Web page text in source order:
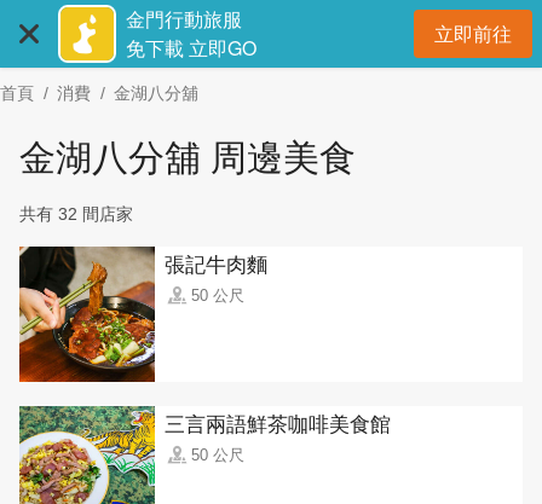
主
要
金門行動旅服
免下載 立即GO
立即前往開
首頁 消費 金湖八分舖
金湖八分舖 周邊美食
共有 32 間店家
張記牛肉麵
50 公尺
三言兩語鮮茶咖啡美食館
50 公尺